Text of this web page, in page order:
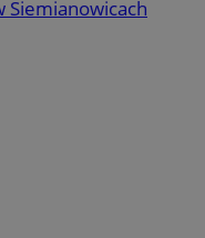
Siemianowicach